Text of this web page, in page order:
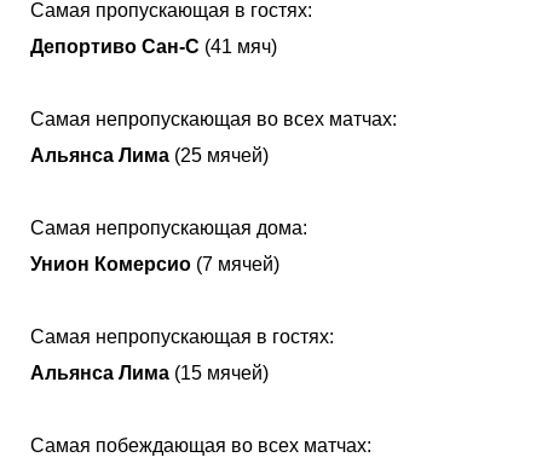
Самая пропускающая в гостях:
Депортиво Сан-С (41 мяч)
Самая непропускающая во всех матчах:
Альянса Лима (25 мячей)
Самая непропускающая дома:
Унион Комерсио (7 мячей)
Самая непропускающая в гостях:
Альянса Лима (15 мячей)
Самая побеждающая во всех матчах: